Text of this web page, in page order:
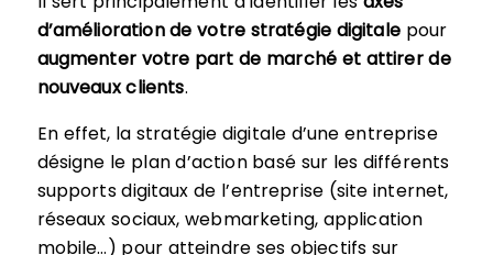
d’amélioration de votre stratégie digitale pour
augmenter votre part de marché et attirer de
nouveaux clients.
En effet, la stratégie digitale d’une entreprise
désigne le plan d’action basé sur les différents
supports digitaux de l’entreprise (site internet,
réseaux sociaux, webmarketing, application
mobile…) pour atteindre ses objectifs sur